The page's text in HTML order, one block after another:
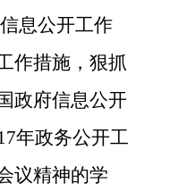
息公开工作
作措施，狠抓
政府信息公开
年政务公开工
议精神的学